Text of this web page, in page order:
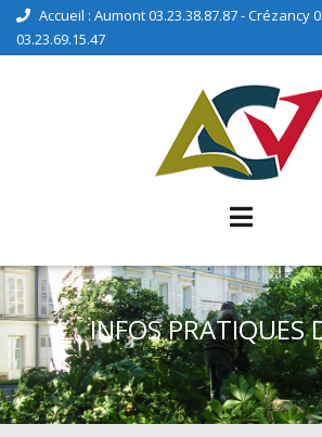
Accueil : Aumont 03.23.38.87.87 - Crézancy
03.23.69.15.47
INFOS PRATIQUES